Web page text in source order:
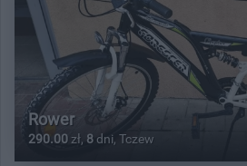
Rower
290.00 zł, 8 dni, Tczew